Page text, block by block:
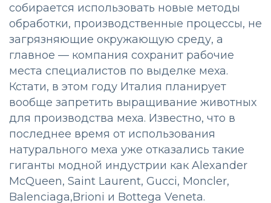
собирается использовать новые методы
обработки, производственные процессы, не
загрязняющие окружающую среду, а
главное — компания сохранит рабочие
места специалистов по выделке меха.
Кстати, в этом году Италия планирует
вообще запретить выращивание животных
для производства меха. Известно, что в
последнее время от использования
натурального меха уже отказались такие
гиганты модной индустрии как Alexander
McQueen, Saint Laurent, Gucci, Moncler,
Balenciaga,Brioni и Bottega Veneta.